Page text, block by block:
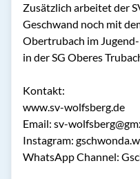
Zusätzlich arbeitet der
Geschwand noch mit
Obertrubach im
in der SG Oberes
Kontakt:
www.sv-wolfsberg.de
Email: sv-
Instagram: